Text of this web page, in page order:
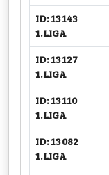
ID: 13143
1.LIGA
ID: 13127
1.LIGA
ID: 13110
1.LIGA
ID: 13082
1.LIGA